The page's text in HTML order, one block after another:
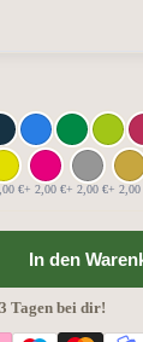
€+ 2,00 €+ 2,00 €+ 2,00
In den
Tagen bei dir!